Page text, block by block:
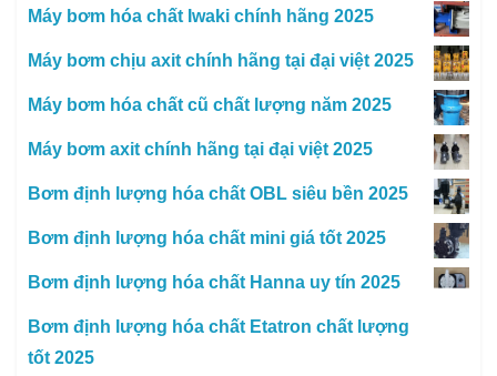
Máy bơm hóa chất Iwaki chính hãng 2025
Máy bơm chịu axit chính hãng tại đại việt 2025
Máy bơm hóa chất cũ chất lượng năm 2025
Máy bơm axit chính hãng tại đại việt 2025
Bơm định lượng hóa chất OBL siêu bền 2025
Bơm định lượng hóa chất mini giá tốt 2025
Bơm định lượng hóa chất Hanna uy tín 2025
Bơm định lượng hóa chất Etatron chất lượng
tốt 2025